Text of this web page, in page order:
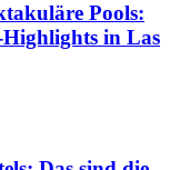
Pools:
Highlights in Las